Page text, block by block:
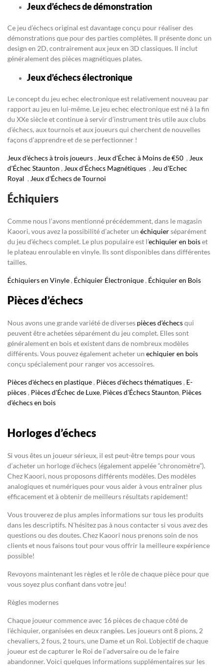
Jeux d’échecs de démonstration
Ce jeu d’échecs original est davantage conçu pour réaliser des
démonstrations que pour des parties complètes. Il présente donc un
design en 2D, contrairement aux jeux en 3D classiques. Il inclut
généralement des pièces magnétiques plates.
Jeux d’échecs électronique
Le concept du jeu echec electronique est relativement nouveau par
rapport au jeu en lui-même. Le jeu echec electronique est né à la fin
du XXe siècle et continue à servir d’instrument très utile aux clubs
d’échecs, aux tournois et aux joueurs qui cherchent de nouvelles
façons d’apprendre et de se perfectionner !
Jeux d'échecs à trois joueurs , Jeux d'Échec à Moins de €50 , Jeux
d'Échec Staunton , Jeux d'Échecs Magnétiques , Jeu d'Echec
Royal , Jeux d'Échecs de Tournoi
Échiquiers
Comme nous l’avons mentionné précédemment, dans le magasin
Kaoori, vous avez la possibilité d’acheter un échiquierséparément
du jeu d’échecs complet. Le plus populaire est l’echiquier en boiset
le plateau enroulable en vinyle. Ils sont disponibles dans différentes
tailles.
Échiquiers en Vinyle , Échiquier Électronique , Échiquier en Bois
Pièces d’échecs
Nous avons une grande variété de diverses pièces d’échecsqui
peuvent être achetées séparément du jeu complet. Elles sont
généralement en bois et existent dans de nombreux modèles
différents. Vous pouvez également acheter un echiquier en bois
conçu spécialement pour ranger vos accessoires.
Pièces d'échecs en plastique , Pièces d'échecs thématiques , E-
pièces , Pièces d'Échec de Luxe, Pièces d'Échecs Staunton, Pièces
d'échecs en bois
Horloges d’échecs
Si vous êtes un joueur sérieux, il est peut-être temps pour vous
d’acheter un horloge d’échecs (également appelée “chronomètre”).
Chez Kaoori, nous proposons différents modèles. Des modèles
analogiques et numériques pour vous aider à vous entraîner plus
efficacement et à obtenir de meilleurs résultats rapidement!
Vous trouverez de plus amples informations sur tous les produits
dans les descriptifs. N’hésitez pas à nous contacter si vous avez des
questions ou des doutes. Chez Kaoori nous prenons soin de nos
clients et nous faisons tout pour vous offrir la meilleure expérience
possible!
Revoyons maintenant les règles et le rôle de chaque pièce pour que
vous soyez plus confiant dans votre jeu!
Règles modernes
Chaque joueur commence avec 16 pièces de chaque côté de
l’échiquier, organisées en deux rangées. Les joueurs ont 8 pions, 2
chevaliers, 2 fous, 2 tours, une Dame et un Roi. L’objectif de chaque
joueur est de capturer le Roi de l’adversaire ou de le faire
abandonner. Voici quelques informations supplémentaires sur les